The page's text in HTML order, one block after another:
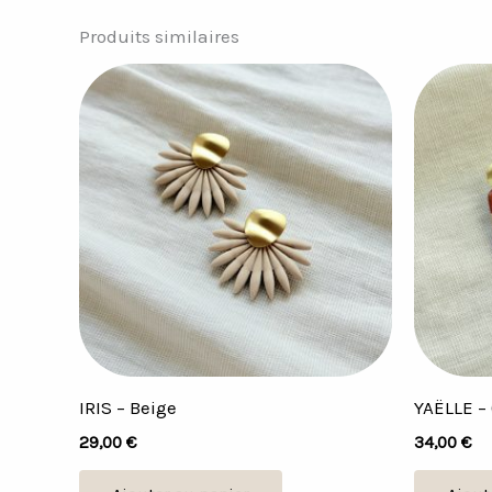
Produits similaires
IRIS – Beige
29,00 €
YAËLLE
34,00 €